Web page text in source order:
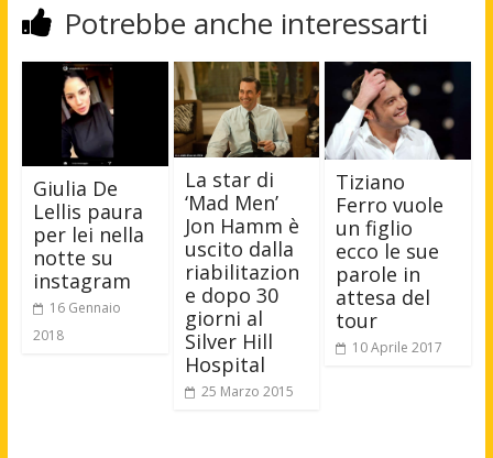
Potrebbe anche interessarti
Giulia De
Lellis paura
per lei nella
notte su
instagram
16 Gennaio
2018
La star di
‘Mad Men’
Jon Hamm è
uscito dalla
riabilitazion
e dopo 30
giorni al
Silver Hill
Hospital
25 Marzo 2015
Tiziano
Ferro vuole
un figlio
ecco le sue
parole in
attesa del
tour
10 Aprile 2017